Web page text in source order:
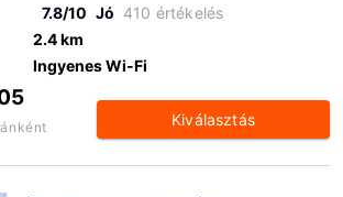
7.8/10 Jó 410 értékelés
2.4 km
Ingyenes Wi-Fi
Kiválasztás